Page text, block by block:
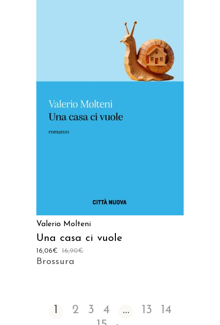
AGGIUNGI AL CARRELLO
Valerio Molteni
Una casa ci vuole
16,90€
16,06€
Brossura
1 2 3 4 … 13
14